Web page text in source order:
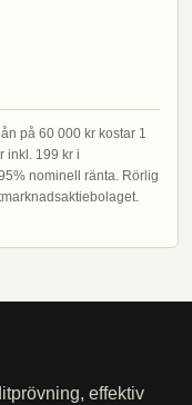
på 60 000 kr kostar 1
inkl. 199 kr i
nominell ränta. Rörlig
effektiv